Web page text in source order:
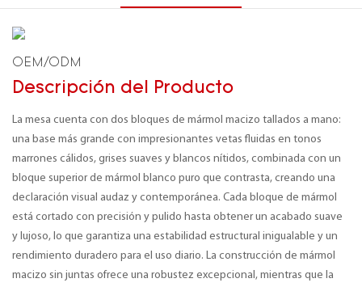
OEM/ODM
Descripción del Producto
La mesa cuenta con dos bloques de mármol macizo tallados a mano:
una base más grande con impresionantes vetas fluidas en tonos
marrones cálidos, grises suaves y blancos nítidos, combinada con un
bloque superior de mármol blanco puro que contrasta, creando una
declaración visual audaz y contemporánea. Cada bloque de mármol
está cortado con precisión y pulido hasta obtener un acabado suave
y lujoso, lo que garantiza una estabilidad estructural inigualable y un
rendimiento duradero para el uso diario. La construcción de mármol
macizo sin juntas ofrece una robustez excepcional, mientras que la